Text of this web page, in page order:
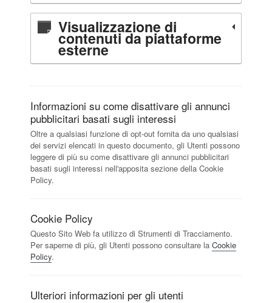
Visualizzazione di
contenuti da piattaforme
esterne
Informazioni su come disattivare gli annunci
pubblicitari basati sugli interessi
Oltre a qualsiasi funzione di opt-out fornita da uno qualsiasi
dei servizi elencati in questo documento, gli Utenti possono
leggere di più su come disattivare gli annunci pubblicitari
basati sugli interessi nell'apposita sezione della Cookie
Policy.
Cookie Policy
Questo Sito Web fa utilizzo di Strumenti di Tracciamento.
Per saperne di più, gli Utenti possono consultare la Cookie
Policy.
Ulteriori informazioni per gli utenti